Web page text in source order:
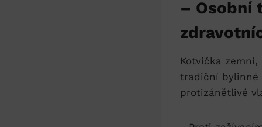
– ⁢Osobní
Kotvička
tradiční bylinné
protizánětlivé